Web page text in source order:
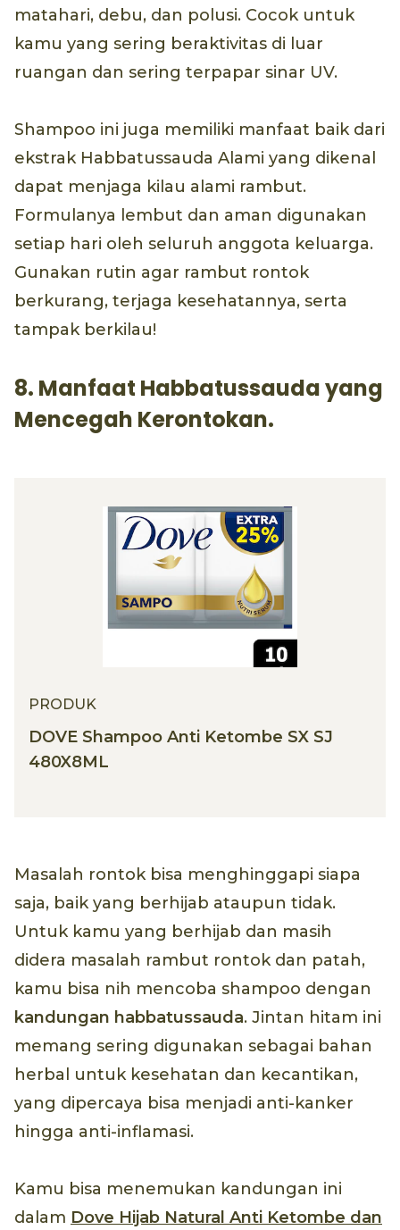
matahari, debu, dan polusi. Cocok untuk
kamu yang sering beraktivitas di luar
ruangan dan sering terpapar sinar UV.
Shampoo ini juga memiliki manfaat baik dari
ekstrak Habbatussauda Alami yang dikenal
dapat menjaga kilau alami rambut.
Formulanya lembut dan aman digunakan
setiap hari oleh seluruh anggota keluarga.
Gunakan rutin agar rambut rontok
berkurang, terjaga kesehatannya, serta
tampak berkilau!
8. Manfaat Habbatussauda yang
Mencegah Kerontokan.
PRODUK
DOVE Shampoo Anti Ketombe SX SJ
480X8ML
Masalah rontok bisa menghinggapi siapa
saja, baik yang berhijab ataupun tidak.
Untuk kamu yang berhijab dan masih
didera masalah rambut rontok dan patah,
kamu bisa nih mencoba shampoo dengan
kandungan habbatussauda. Jintan hitam ini
memang sering digunakan sebagai bahan
herbal untuk kesehatan dan kecantikan,
yang dipercaya bisa menjadi anti-kanker
hingga anti-inflamasi.
Kamu bisa menemukan kandungan ini
dalam Dove Hijab Natural Anti Ketombe dan